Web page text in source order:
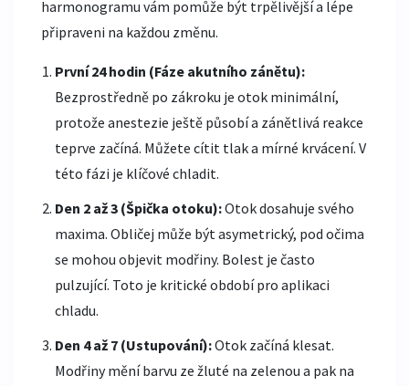
harmonogramu vám pomůže být trpělivější a lépe
připraveni na každou změnu.
První 24 hodin (Fáze akutního zánětu):
Bezprostředně po zákroku je otok minimální,
protože anestezie ještě působí a zánětlivá reakce
teprve začíná. Můžete cítit tlak a mírné krvácení. V
této fázi je klíčové chladit.
Den 2 až 3 (Špička otoku):Otok dosahuje svého
maxima. Obličej může být asymetrický, pod očima
se mohou objevit modřiny. Bolest je často
pulzující. Toto je kritické období pro aplikaci
chladu.
Den 4 až 7 (Ustupování):Otok začíná klesat.
Modřiny mění barvu ze žluté na zelenou a pak na